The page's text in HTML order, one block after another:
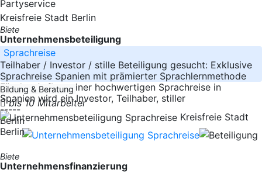
Kreisfreie Stadt Berlin
Biete
Unternehmensbeteiligung
Sprachreise
Teilhaber / Investor / stille Beteiligung gesucht: Exklusive
Sprachreise Spanien mit prämierter Sprachlernmethode
Für den Aufbau einer hochwertigen Sprachreise in
Spanien wird ein Investor, Teilhaber, stiller
-----
Berlin
Bildung & Beratung
bis 10 Mitarbeiter
Kreisfreie Stadt
Berlin
Biete
Unternehmensfinanzierung